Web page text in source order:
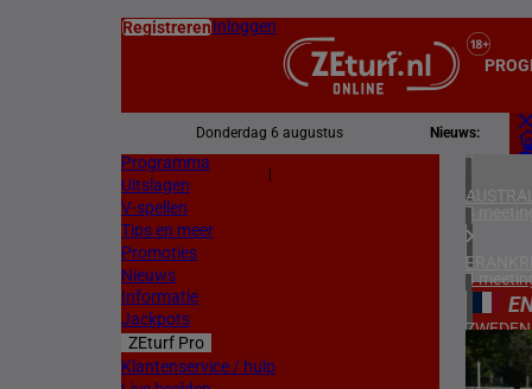
RegistrerenInloggen
Donderdag 6 augustus Nieuws:
Programma
Uitslagen
V-spellen
Tips en meer
Promoties
Nieuws
Informatie
Jackpots
ZEturf Pro
Klantenservice / hulp
3
4
ZWEDEN
3